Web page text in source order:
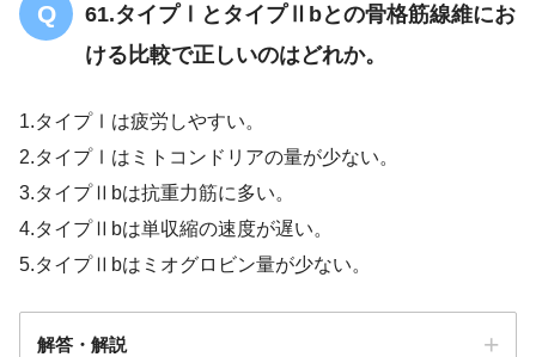
61.タイプⅠとタイプⅡbとの骨格筋線維にお
ける比較で正しいのはどれか。
1.タイプⅠは疲労しやすい。
2.タイプⅠはミトコンドリアの量が少ない。
3.タイプⅡbは抗重力筋に多い。
4.タイプⅡbは単収縮の速度が遅い。
5.タイプⅡbはミオグロビン量が少ない。
解答・解説